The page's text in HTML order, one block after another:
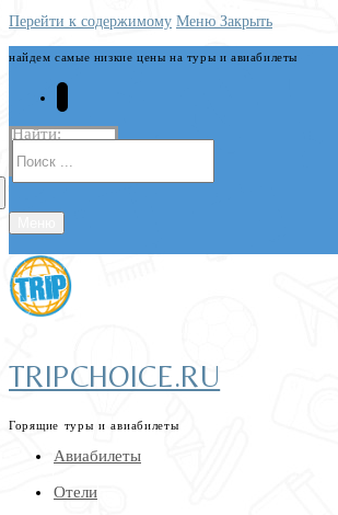
Перейти к содержимому Меню Закрыть
найдем самые низкие цены на туры и авиабилеты
Найти:
TRIPCHOICE.RU
Горящие туры и авиабилеты
Авиабилеты
Отели